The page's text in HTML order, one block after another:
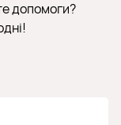
допомоги?